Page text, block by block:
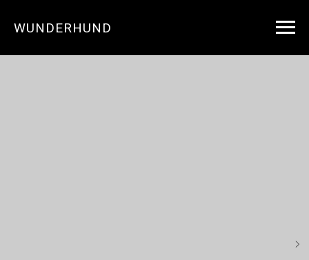
WUNDERHUND